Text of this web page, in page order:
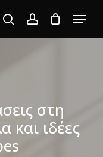
searchaccount
Menu
στη
και ιδέες
Close